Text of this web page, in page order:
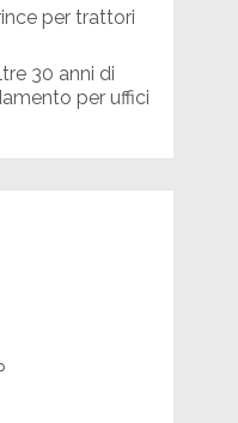
per trattori
30 anni di
per uffici